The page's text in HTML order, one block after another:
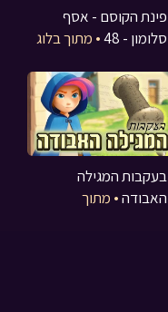
פינת הקוסם - אסף
סלומון - 48
• מתוך בלוג
בעקבות המגילה
האבודה• מתוך